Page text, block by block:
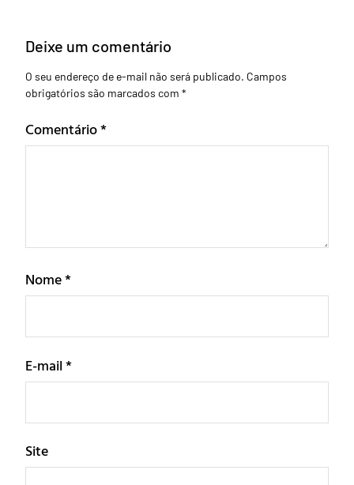
Deixe um comentário
O seu endereço de e-mail não será publicado. Campos
obrigatórios são marcados com *
Comentário*
Nome*
E-mail*
Site